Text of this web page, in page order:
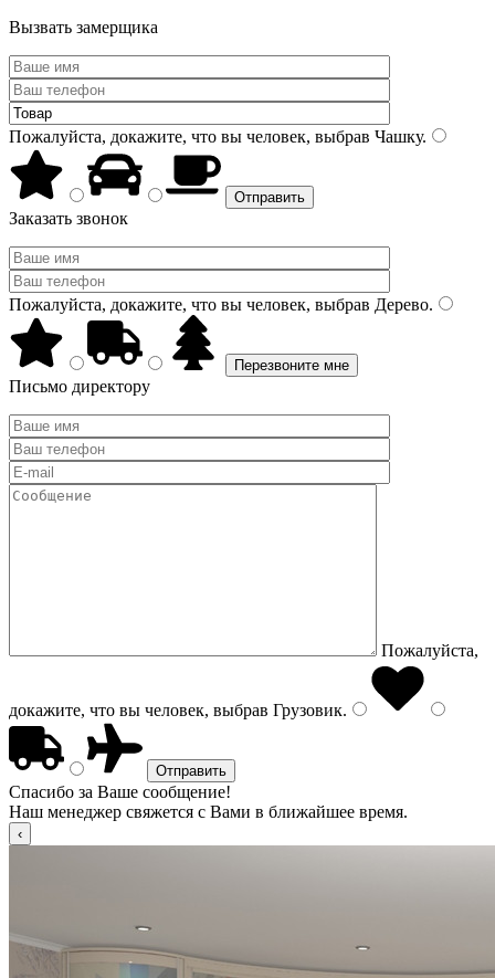
Вызвать замерщика
Пожалуйста, докажите, что вы человек, выбрав Чашку.
Заказать звонок
Пожалуйста, докажите, что вы человек, выбрав Дерево.
Письмо директору
Пожалуйста,
докажите, что вы человек, выбрав Грузовик.
Спасибо за Ваше сообщение!
Наш менеджер свяжется с Вами в ближайшее время.